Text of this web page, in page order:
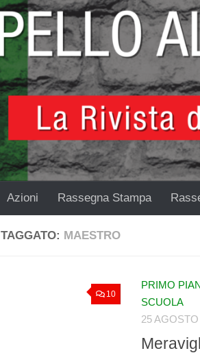
Azioni Rassegna Stampa
TAGGATO: MAESTRO
10
PRIMO
SCUOLA
25